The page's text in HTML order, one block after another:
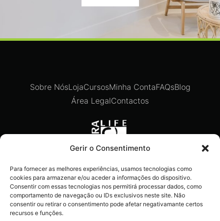
Gerir o Consentimento
Para fornecer as melhores experiências, usamos tecnologias como
cookies para armazenar e/ou aceder a informações do dispositivo.
Consentir com essas tecnologias nos permitirá processar dados, como
comportamento de navegação ou IDs exclusivos neste site. Não
consentir ou retirar o consentimento pode afetar negativamante certos
recursos e funções.
Recebe ofertas exclusivas,
novidades e dicas imperdíveis
diretamente no teu e-mail.
Sobre NósLojaCursosMinha ContaFAQsBlog
Área LegalContactos